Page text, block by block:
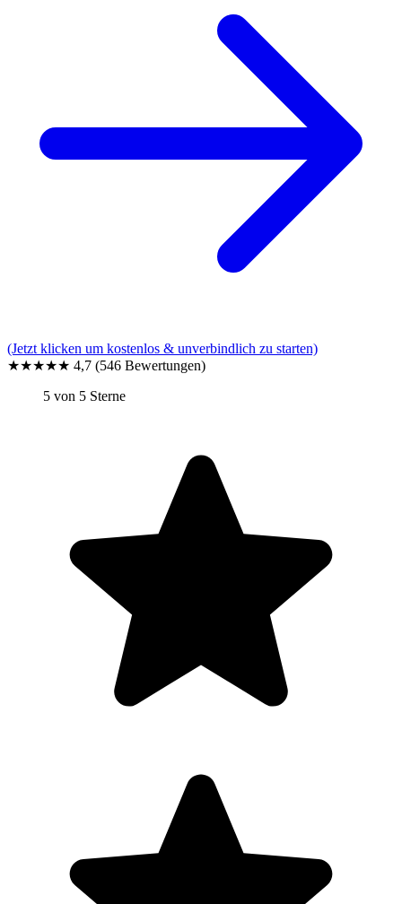
(Jetzt klicken um kostenlos & unverbindlich zu starten)
★★★★★ 4,7 (546 Bewertungen)
5 von 5 Sterne